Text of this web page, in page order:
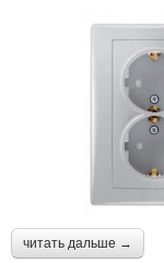
читать дальше →